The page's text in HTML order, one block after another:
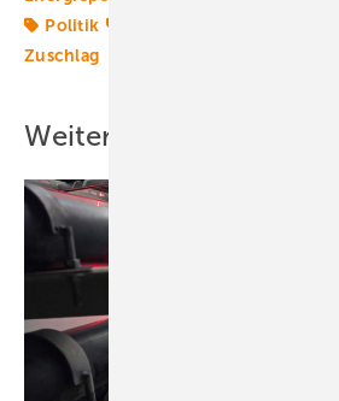
Politik
Zuschlag
Weitere Inhalte